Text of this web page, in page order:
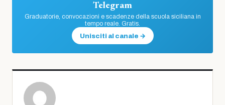
Telegram
Graduatorie, convocazioni e scadenze della scuola siciliana in
tempo reale. Gratis.
Unisciti al canale →